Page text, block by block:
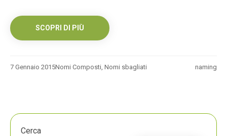
SCOPRI DI PIÙ
7 Gennaio 2015 naming
Nomi Composti Nomi sbagliati
Cerca